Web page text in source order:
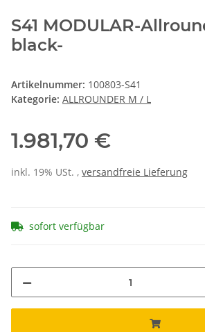
S41 MODULAR-
black-
Artikelnummer: 100803-S41
Kategorie: ALLROUNDER M / L
1.981,70 €
inkl. 19% USt. , versandfreie Lieferung
sofort verfügbar